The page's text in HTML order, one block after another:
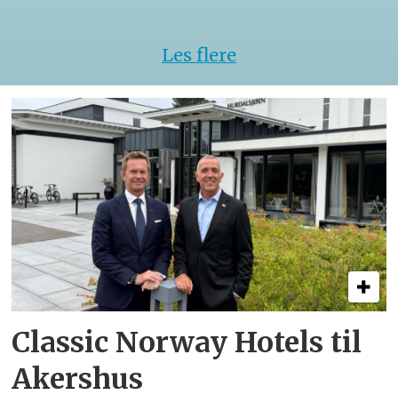
Les flere
Classic Norway Hotels til
Akershus